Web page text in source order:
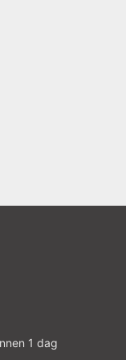
1 dag